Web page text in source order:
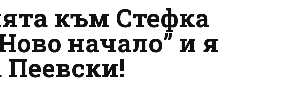
към Стефка
начало” и я